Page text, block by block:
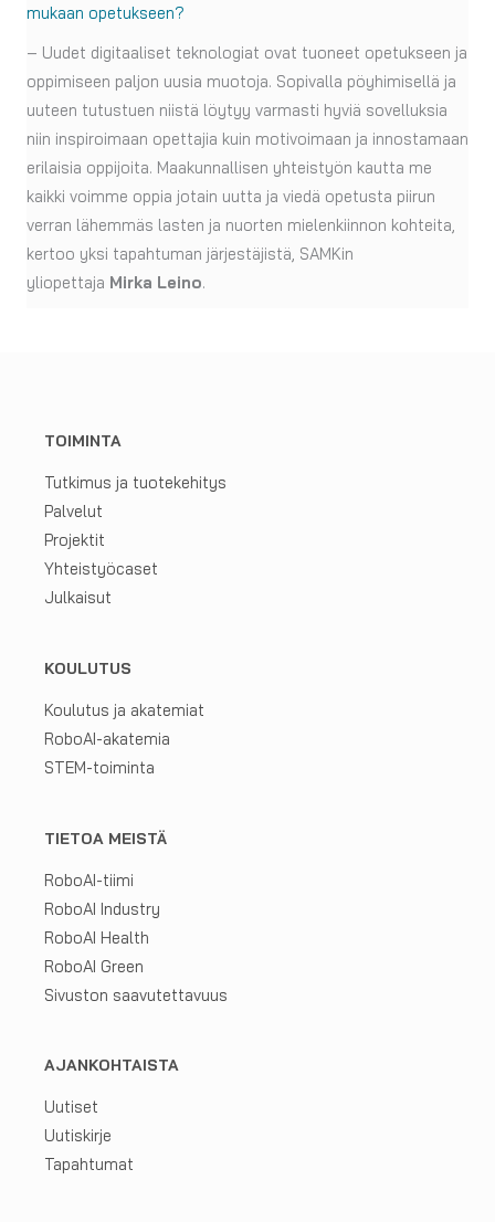
mukaan opetukseen?
– Uudet digitaaliset teknologiat ovat tuoneet opetukseen ja
oppimiseen paljon uusia muotoja. Sopivalla pöyhimisellä ja
uuteen tutustuen niistä löytyy varmasti hyviä sovelluksia
niin inspiroimaan opettajia kuin motivoimaan ja innostamaan
erilaisia oppijoita. Maakunnallisen yhteistyön kautta me
kaikki voimme oppia jotain uutta ja viedä opetusta piirun
verran lähemmäs lasten ja nuorten mielenkiinnon kohteita,
kertoo yksi tapahtuman järjestäjistä, SAMKin
yliopettaja Mirka Leino.
TOIMINTA
Tutkimus ja tuotekehitys
Palvelut
Projektit
Yhteistyöcaset
Julkaisut
KOULUTUS
Koulutus ja akatemiat
RoboAI-akatemia
STEM-toiminta
TIETOA MEISTÄ
RoboAI-tiimi
RoboAI Industry
RoboAI Health
RoboAI Green
Sivuston saavutettavuus
AJANKOHTAISTA
Uutiset
Uutiskirje
Tapahtumat